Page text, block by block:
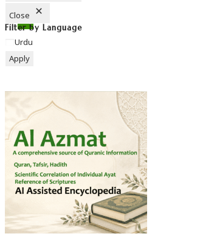
Close
Filter by Language
Urdu
Apply